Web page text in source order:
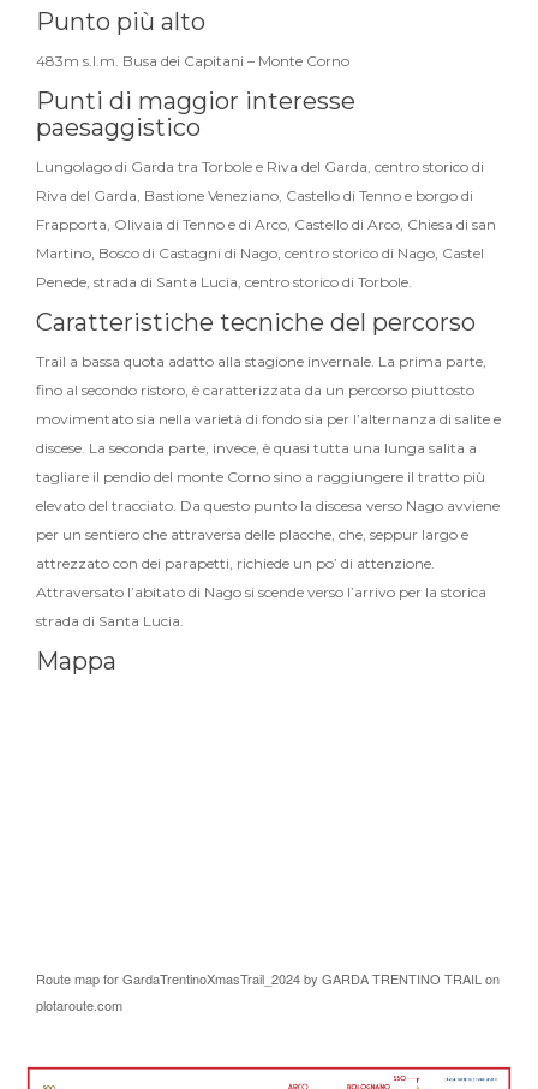
Punto più alto
483m s.l.m. Busa dei Capitani – Monte Corno
Punti di maggior interesse
paesaggistico
Lungolago di Garda tra Torbole e Riva del Garda, centro storico di
Riva del Garda, Bastione Veneziano, Castello di Tenno e borgo di
Frapporta, Olivaia di Tenno e di Arco, Castello di Arco, Chiesa di san
Martino, Bosco di Castagni di Nago, centro storico di Nago, Castel
Penede, strada di Santa Lucia, centro storico di Torbole.
Caratteristiche tecniche del percorso
Trail a bassa quota adatto alla stagione invernale. La prima parte,
fino al secondo ristoro, è caratterizzata da un percorso piuttosto
movimentato sia nella varietà di fondo sia per l’alternanza di salite e
discese. La seconda parte, invece, è quasi tutta una lunga salita a
tagliare il pendio del monte Corno sino a raggiungere il tratto più
elevato del tracciato. Da questo punto la discesa verso Nago avviene
per un sentiero che attraversa delle placche, che, seppur largo e
attrezzato con dei parapetti, richiede un po’ di attenzione.
Attraversato l’abitato di Nago si scende verso l’arrivo per la storica
strada di Santa Lucia.
Mappa
Route map forGardaTrentinoXmasTrail_2024by GARDA TRENTINO TRAIL on
plotaroute.com